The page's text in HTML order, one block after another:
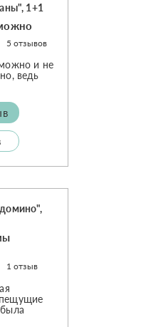
1+1
5 отзывов
и не
ведь
1 отзыв